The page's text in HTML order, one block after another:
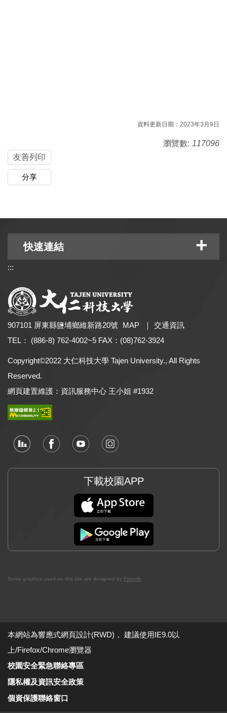
資料更新日期：2023年3月9日
瀏覽數: 117096
友善列印
分享
快速連結
研討會報名系統
校務基金募款專區
60週年校慶系列活動專區
多功能整合性學習地圖
學生學習歷程檔案
大專校院UCAN平台
畢業生流向調查平台
大仁科大註冊資訊
學雜費減免/就貸/弱勢助學
:::
907101 屏東縣鹽埔鄉維新路20號 MAP
交通資訊
TEL： (886-8) 762-4002~5 FAX：(08)762-3924
Copyright©2022 大仁科技大學 Tajen University., All Rights
Reserved.
網頁建置維護：資訊服務中心 王小姐 #1932
下載校園APP
Some graphics used on this site are designed by Freepik
本網站為響應式網頁設計(RWD)， 建議使用IE9.0以
上/Firefox/Chrome瀏覽器
校園安全緊急聯絡專區
隱私權及資訊安全政策
個資保護聯絡窗口